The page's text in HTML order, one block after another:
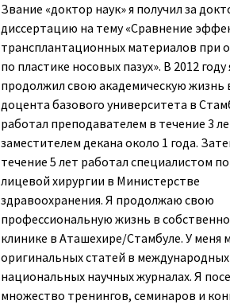
Звание «доктор наук» я получил за
диссертацию на тему «Сравнение
трансплантационных материалов при
по пластике носовых пазух». В 2012 году
продолжил свою академическую жизнь
доцента базового университета в
работал преподавателем в течение 3
заместителем декана около 1 года.
течение 5 лет работал специалистом
лицевой хирургии в Министерстве
здравоохранения. Я продолжаю свою
профессиональную жизнь в
клинике в Аташехире/Стамбуле. У меня
оригинальных статей в
национальных научных журналах. Я
множество тренингов, семинаров и